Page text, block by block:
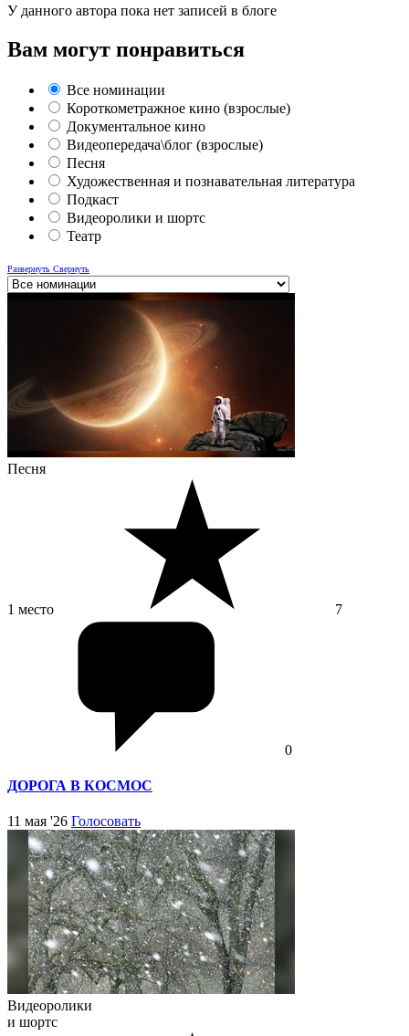
У данного автора пока нет записей в блоге
Вам могут понравиться
Все номинации
Короткометражное кино (взрослые)
Документальное кино
Видеопередача\блог (взрослые)
Песня
Художественная и познавательная литература
Подкаст
Видеоролики и шортс
Театр
Развернуть Свернуть
Песня
1 место 7
0
ДОРОГА В КОСМОС
11 мая '26 Голосовать
Видеоролики
и шортс